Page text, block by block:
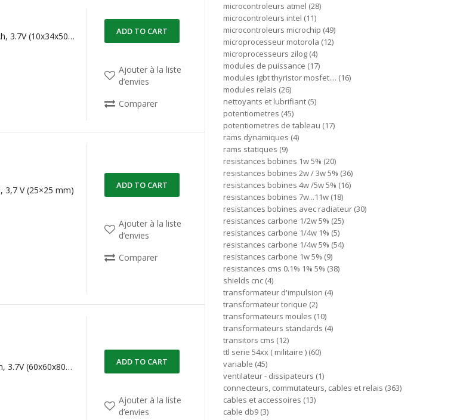
Batterie Lithium ion – 2000 mAh, 3.7V (10x34x50mm) ADD TO CART
Ajouter à la liste
d’envies
Comparer
3,7 V (25×25 mm) ADD TO CART
Ajouter à la liste
d’envies
Comparer
Batterie Lithium ion – 4000mAh, 3.7V (60x60x80mm) ADD TO CART
Ajouter à la liste
d’envies
microcontroleurs atmel 28
microcontroleurs intel 11
microcontroleurs microchip 49
microprocesseur motorola 12
microprocesseurs zilog 4
modules de puissance 17
modules igbt thyristor mosfet.... 16
modules relais 26
nettoyants et lubrifiant 5
potentiometres 45
potentiometres de tableau 17
rams dynamiques 4
rams statiques 9
resistances bobines 1w 5% 20
resistances bobines 2w / 3w 5% 36
resistances bobines 4w /5w 5% 16
resistances bobines 7w...11w 18
resistances bobines avec radiateur 30
resistances carbone 1/2w 5% 25
resistances carbone 1/4w 1% 5
resistances carbone 1/4w 5% 54
resistances carbone 1w 5% 9
resistances cms 0.1% 1% 5% 38
shields cnc 4
transformateur d'impulsion 4
transformateur torique 2
transformateurs moules 10
transformateurs standards 4
transitors cms 12
ttl serie 54xx ( militaire ) 60
variable 45
ventilateur - dissipateurs 1
connecteurs, commutateurs, cables et relais 363
cables et accessoires 13
cable db9 3